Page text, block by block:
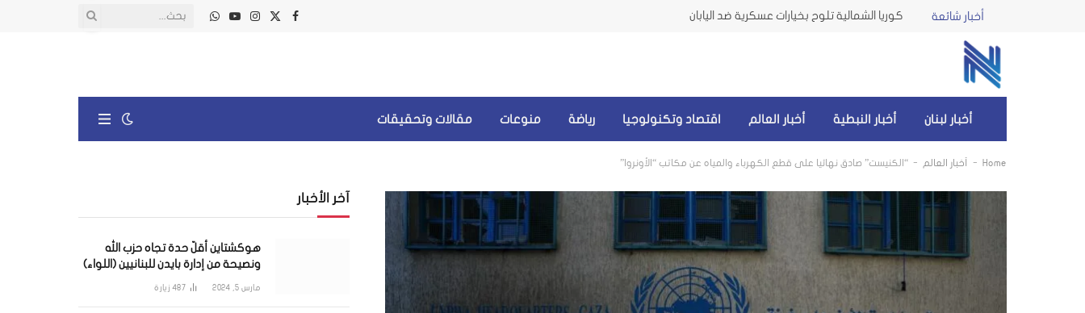
أخبار شائعة كوريا الشمالية تلوح بخيارات عسكرية ضد اليابان
فيسبوك
X
الانستغرام
يوتيوبواتساب
أخبار لبنان أخبار النبطية أخبار العالم اقتصاد وتكنولوجيا رياضة منوعات مقالات وتحقيقات
Home
- أخبار العالم - “الكنيست” صادق نهائيا على قطع الكهرباء والمياه عن مكاتب “الأونروا”
آخر الأخبار
هوكشتاين أقلّ حدة تجاه حزب الله
ونصيحة من إدارة بايدن للبنانيين (اللواء)
مارس 5, 2024 487 زيارة